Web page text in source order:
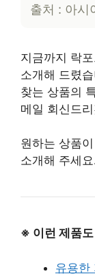
출처 : 아시
지금까지 락
소개해 드렸
찾는 상품의
메일 회신드
원하는 상품
소개해 주세
※ 이런 제품
유용한